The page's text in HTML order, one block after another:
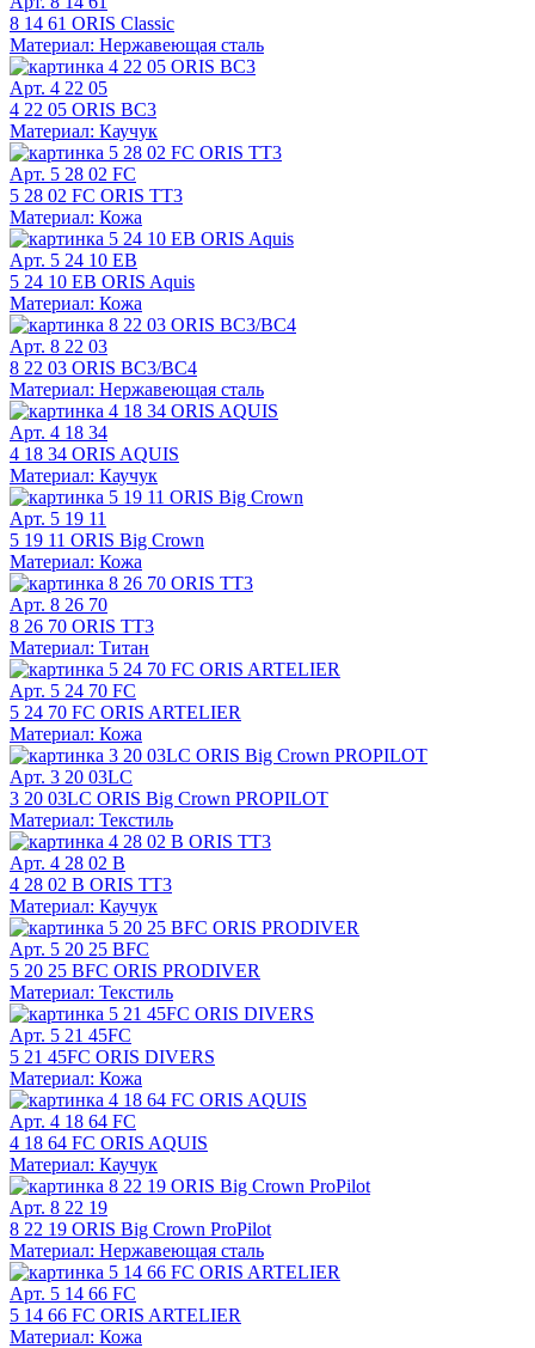
8 14 61 ORIS Classic
Материал: Нержавеющая сталь
Арт. 4 22 05
4 22 05 ORIS BC3
Материал: Каучук
Арт. 5 28 02 FC
5 28 02 FC ORIS TT3
Материал: Кожа
Арт. 5 24 10 EB
5 24 10 EB ORIS Aquis
Материал: Кожа
Арт. 8 22 03
8 22 03 ORIS BC3/BC4
Материал: Нержавеющая сталь
Арт. 4 18 34
4 18 34 ORIS AQUIS
Материал: Каучук
Арт. 5 19 11
5 19 11 ORIS Big Crown
Материал: Кожа
Арт. 8 26 70
8 26 70 ORIS TT3
Материал: Титан
Арт. 5 24 70 FC
5 24 70 FC ORIS ARTELIER
Материал: Кожа
Арт. 3 20 03LC
3 20 03LC ORIS Big Crown PROPILOT
Материал: Текстиль
Арт. 4 28 02 B
4 28 02 B ORIS TT3
Материал: Каучук
Арт. 5 20 25 BFC
5 20 25 BFC ORIS PRODIVER
Материал: Текстиль
Арт. 5 21 45FC
5 21 45FC ORIS DIVERS
Материал: Кожа
Арт. 4 18 64 FC
4 18 64 FC ORIS AQUIS
Материал: Каучук
Арт. 8 22 19
8 22 19 ORIS Big Crown ProPilot
Материал: Нержавеющая сталь
Арт. 5 14 66 FC
5 14 66 FC ORIS ARTELIER
Материал: Кожа